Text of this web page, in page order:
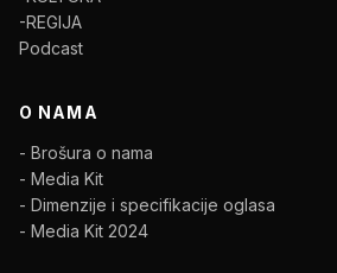
-REGIJA
Podcast
O NAMA
- Brošura o nama
- Media Kit
- Dimenzije i specifikacije oglasa
- Media Kit 2024